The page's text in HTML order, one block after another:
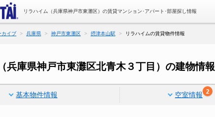
リラハイム（兵庫県神戸市東灘区）の賃貸マンション･アパート･部屋探し情報
カイブ 兵庫県 神戸市東灘区 摂津本山駅 リラハイムの賃貸物件情報
兵庫県神戸市東灘区北青木３丁目）の建物情報
基本物件情報 空室情報 2